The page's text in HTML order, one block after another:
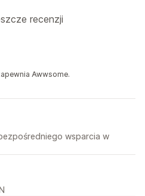
recenzji
Awwsome.
wsparcia w